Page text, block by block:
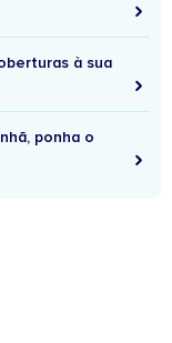
à sua
ponha o